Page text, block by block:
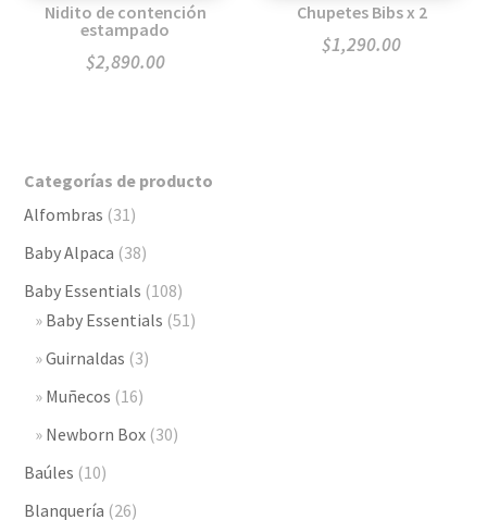
Nidito de contención
estampado
$2,890.00
Chupetes Bibs x 2
$1,290.00
Categorías de producto
Alfombras (31)
Baby Alpaca (38)
Baby Essentials (108)
Baby Essentials (51)
Guirnaldas (3)
Muñecos (16)
Newborn Box (30)
Baúles (10)
Blanquería (26)